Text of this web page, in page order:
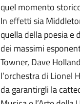
quel momento
In effetti sia
quella della poesia
dei massimi
Towner, Dave
l’orchestra di Lionel
da garantirgli la